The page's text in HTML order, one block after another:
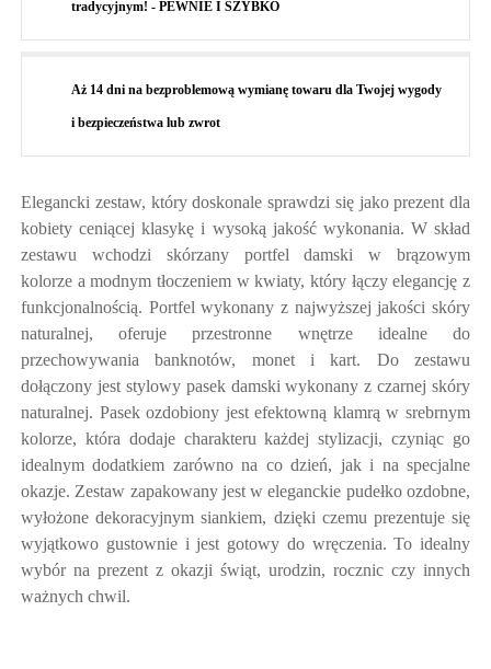
tradycyjnym! - PEWNIE I SZYBKO
Aż 14 dni na bezproblemową wymianę towaru dla Twojej wygody
i bezpieczeństwa lub zwrot
Elegancki zestaw, który doskonale sprawdzi się jako prezent dla
kobiety ceniącej klasykę i wysoką jakość wykonania. W skład
zestawu wchodzi skórzany portfel damski w brązowym
kolorze a modnym tłoczeniem w kwiaty, który łączy elegancję z
funkcjonalnością. Portfel wykonany z najwyższej jakości skóry
naturalnej, oferuje przestronne wnętrze idealne do
przechowywania banknotów, monet i kart. Do zestawu
dołączony jest stylowy pasek damski wykonany z czarnej skóry
naturalnej. Pasek ozdobiony jest efektowną klamrą w srebrnym
kolorze, która dodaje charakteru każdej stylizacji, czyniąc go
idealnym dodatkiem zarówno na co dzień, jak i na specjalne
okazje. Zestaw zapakowany jest w eleganckie pudełko ozdobne,
wyłożone dekoracyjnym siankiem, dzięki czemu prezentuje się
wyjątkowo gustownie i jest gotowy do wręczenia. To idealny
wybór na prezent z okazji świąt, urodzin, rocznic czy innych
ważnych chwil.